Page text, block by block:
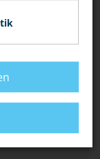
Bus oder in der
erhöhst Du